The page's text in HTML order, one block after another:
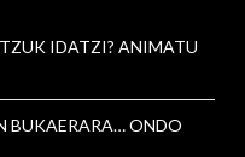
IDATZI? ANIMATU
BUKAERARA… ONDO